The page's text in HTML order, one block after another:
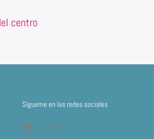
centro
Sígueme en las redes sociales
Linkedin